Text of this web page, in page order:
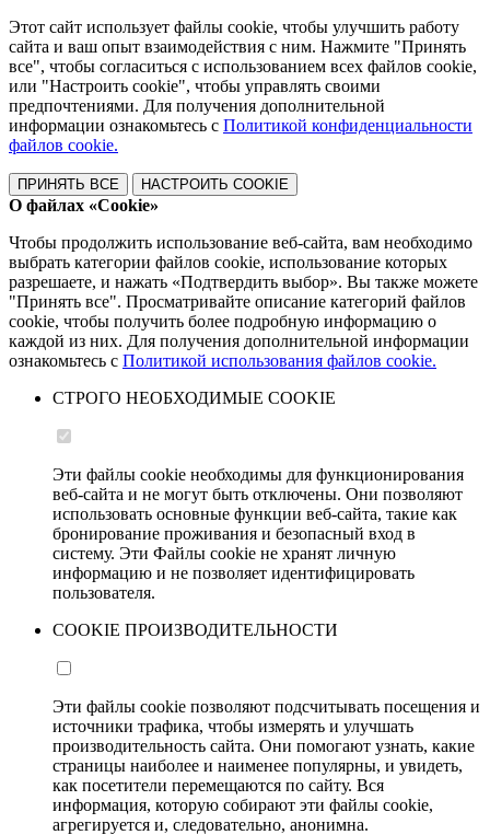
Этот сайт использует файлы cookie, чтобы улучшить работу
сайта и ваш опыт взаимодействия с ним. Нажмите "Принять
все", чтобы согласиться с использованием всех файлов cookie,
или "Настроить cookie", чтобы управлять своими
предпочтениями. Для получения дополнительной
информации ознакомьтесь с Политикой конфиденциальности
файлов cookie.
ПРИНЯТЬ ВСЕ НАСТРОИТЬ COOKIE
О файлах «Cookie»
Чтобы продолжить использование веб-сайта, вам необходимо
выбрать категории файлов cookie, использование которых
разрешаете, и нажать «Подтвердить выбор». Вы также можете
"Принять все". Просматривайте описание категорий файлов
cookie, чтобы получить более подробную информацию о
каждой из них. Для получения дополнительной информации
ознакомьтесь с Политикой использования файлов cookie.
СТРОГО НЕОБХОДИМЫЕ COOKIE
Эти файлы cookie необходимы для функционирования
веб-сайта и не могут быть отключены. Они позволяют
использовать основные функции веб-сайта, такие как
бронирование проживания и безопасный вход в
систему. Эти Файлы cookie не хранят личную
информацию и не позволяет идентифицировать
пользователя.
COOKIE ПРОИЗВОДИТЕЛЬНОСТИ
Эти файлы cookie позволяют подсчитывать посещения и
источники трафика, чтобы измерять и улучшать
производительность сайта. Они помогают узнать, какие
страницы наиболее и наименее популярны, и увидеть,
как посетители перемещаются по сайту. Вся
информация, которую собирают эти файлы cookie,
агрегируется и, следовательно, анонимна.